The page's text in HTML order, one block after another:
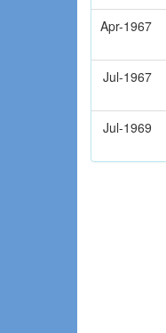
Apr-1967
Jul-1967
Jul-1969